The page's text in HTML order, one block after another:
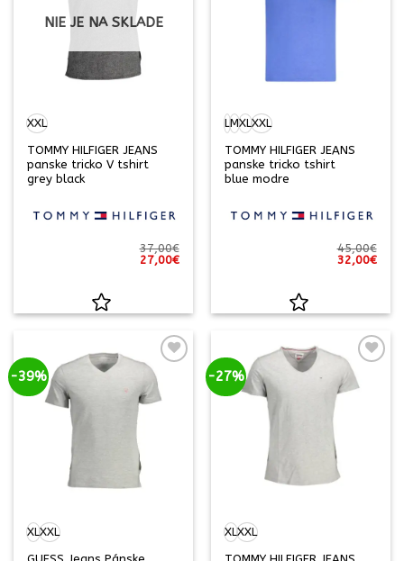
NIE JE NA SKLADE
XXL
TOMMY HILFIGER JEANS
panske tricko V tshirt
grey black
37,00€
Pôvodná
cena
27,00€Aktuálna
LMXLXXL
TOMMY HILFIGER JEANS
panske tricko tshirt
blue modre
45,00€
Pôvodná
cena
32,00€
-39%
XLXXL
-27%
XLXXL